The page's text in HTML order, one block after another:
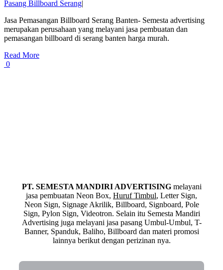
Pasang Billboard Serang|
Jasa Pemasangan Billboard Serang Banten- Semesta advertising
merupakan perusahaan yang melayani jasa pembuatan dan
pemasangan billboard di serang banten harga murah.
Read More
0
PT. SEMESTA MANDIRI ADVERTISINGmelayani
jasa pembuatan Neon Box, Huruf Timbul, Letter Sign,
Neon Sign, Signage Akrilik, Billboard, Signboard, Pole
Sign, Pylon Sign, Videotron. Selain itu Semesta Mandiri
Advertising juga melayani jasa pasang Umbul-Umbul, T-
Banner, Spanduk, Baliho, Billboard dan materi promosi
lainnya berikut dengan perizinan nya.